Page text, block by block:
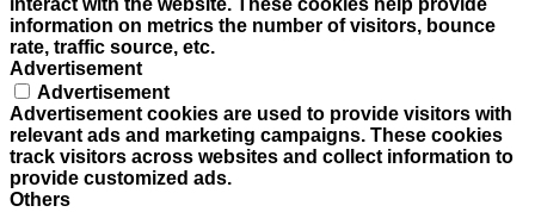
interact with the website. These cookies help provide
information on metrics the number of visitors, bounce
rate, traffic source, etc.
Advertisement
Advertisement
Advertisement cookies are used to provide visitors with
relevant ads and marketing campaigns. These cookies
track visitors across websites and collect information to
provide customized ads.
Others